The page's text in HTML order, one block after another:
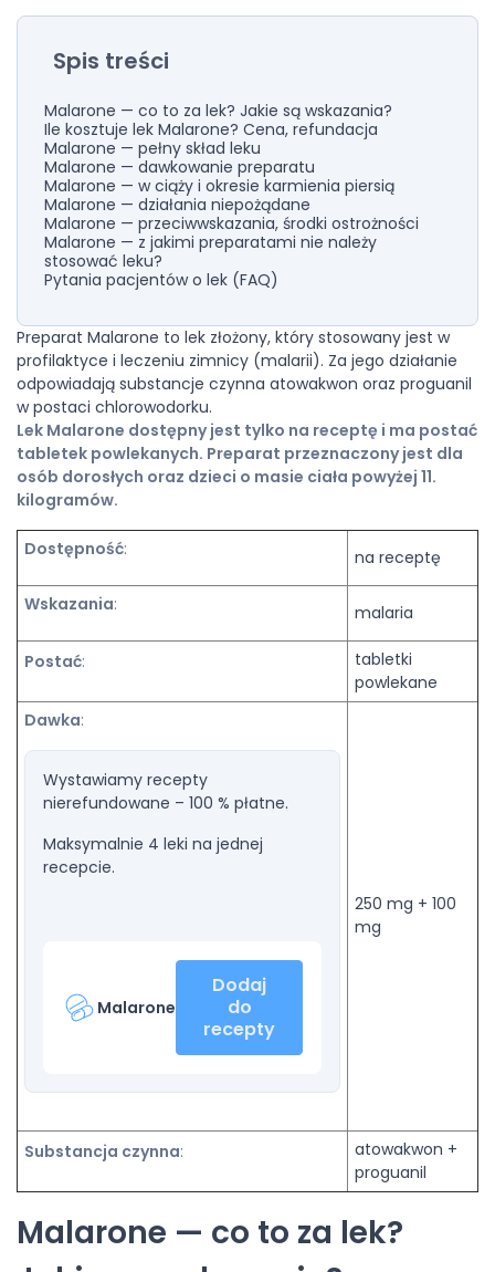
Preparat Malarone to lek złożony, który stosowany jest w
profilaktyce i leczeniu zimnicy (malarii). Za jego działanie
odpowiadają substancje czynna atowakwon oraz proguanil
w postaci chlorowodorku.
Lek Malarone dostępny jest tylko na receptę i ma postać
tabletek powlekanych. Preparat przeznaczony jest dla
osób dorosłych oraz dzieci o masie ciała powyżej 11.
kilogramów.
Dostępność: na receptę
Wskazania: malaria
Postać:
tabletki
powlekane
Dawka:
Wystawiamy recepty
nierefundowane – 100 % płatne.
Maksymalnie 4 leki na jednej
recepcie.
Malarone
Dodaj
do
recepty
250 mg + 100
mg
Substancja czynna:
atowakwon +
proguanil
Malarone — co to za lek?
Spis treści
Malarone — co to za lek? Jakie są wskazania?
Ile kosztuje lek Malarone? Cena, refundacja
Malarone — pełny skład leku
Malarone — dawkowanie preparatu
Malarone — w ciąży i okresie karmienia piersią
Malarone — działania niepożądane
Malarone — przeciwwskazania, środki ostrożności
Malarone — z jakimi preparatami nie należy
stosować leku?
Pytania pacjentów o lek (FAQ)